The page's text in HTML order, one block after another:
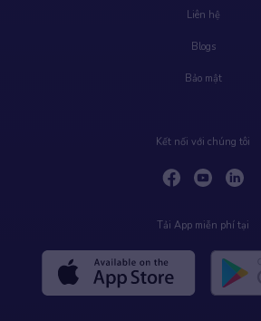
Liên hệ
Blogs
Bảo mật
Kết nối với chúng tôi
Tải App miễn phí tại